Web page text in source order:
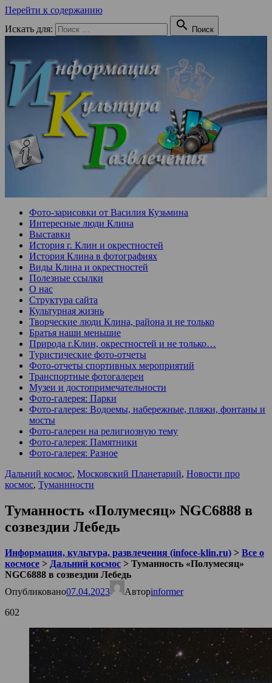
Перейти к содержанию
Искать для:
 Поиск
Фото-зарисовки от Василия Кузьмина
Интересные люди Клина
Выставки
История г. Клин и окрестностей
История Клина в фотографиях
Виды Клина и окрестностей
Полезные ссылки
О нас
Структура сайта
Культурная жизнь
Творческие люди Клина, района и не только
Братья наши меньшие
Природа г.Клин, окрестностей и не только…
Туристические фото-отчеты
Фото-отчеты спортивных мероприятий
Транспортные фотогалереи
Музеи и достопримечательности
Фото-галерея: Парки
Фото-галерея: Водоемы, набережные, пляжи, фонтаны и
мосты
Фото-галереи на религиозную тему
Фото-галерея: Памятники
Фото-галерея: Разное
Дальний космос, Московский Планетарий, Новости про
космос, Туманнности
Туманность «Полумесяц» NGC6888 в
созвездии Лебедь
Информация, культура, развлечения (infoce-klin.ru) > Все о
космосе > Дальний космос > Туманность «Полумесяц»
NGC6888 в созвездии Лебедь
Опубликовано07.04.2023 Авторinformer
602